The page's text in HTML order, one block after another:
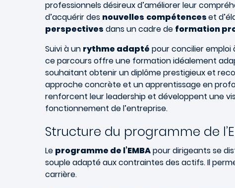
professionnels désireux d’améliorer leur
d’acquérir des nouvelles compétenceset
perspectives dans un cadre de formation
Suivi à un rythme adapté pour concilier
ce parcours offre une formation idéalement
souhaitant obtenir un diplôme prestigieux et
approche concrète et un apprentissage en
renforcent leur leadership et développent une
fonctionnement de l’entreprise.
Structure du programme de
Le programme de l’EMBApour dirigeants se
souple adapté aux contraintes des actifs. Il
carrière.